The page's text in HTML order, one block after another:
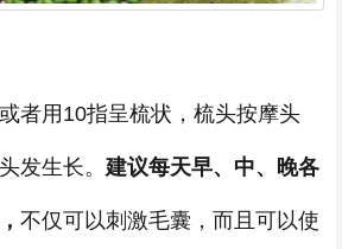
者用10指呈梳状，梳头按摩头
发生长。 建议每天早、中、晚各
不仅可以刺激毛囊，而且可以使